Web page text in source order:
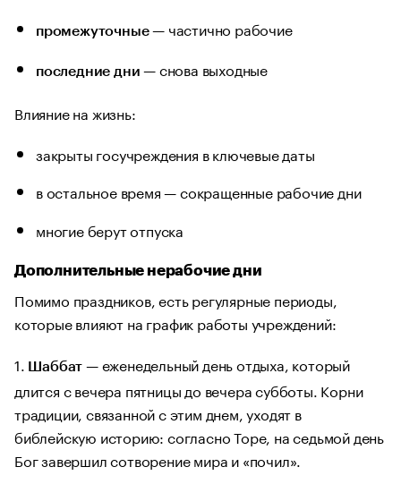
промежуточные— частично рабочие
последние дни— снова выходные
Влияние на жизнь:
закрыты госучреждения в ключевые даты
в остальное время — сокращенные рабочие дни
многие берут отпуска
Дополнительные нерабочие дни
Помимо праздников, есть регулярные периоды,
которые влияют на график работы учреждений:
1.
Шаббат— еженедельный день отдыха, который
длится с вечера пятницы до вечера субботы. Корни
традиции, связанной с этим днем, уходят в
библейскую историю: согласно Торе, на седьмой день
Бог завершил сотворение мира и «почил».